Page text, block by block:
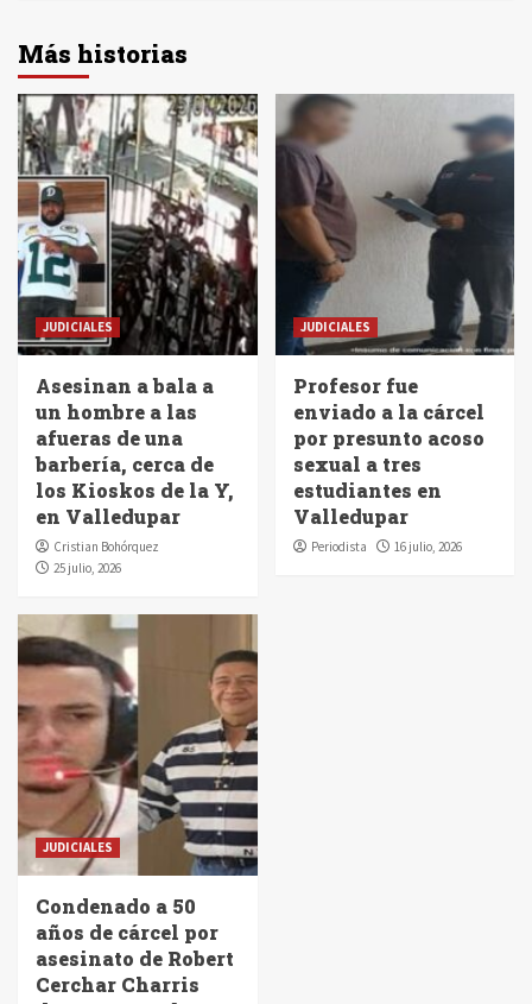
Más historias
JUDICIALES
Asesinan a bala a
un hombre a las
afueras de una
barbería, cerca de
los Kioskos de la Y,
en Valledupar
Cristian Bohórquez
25 julio, 2026
JUDICIALES
Profesor fue
enviado a la cárcel
por presunto acoso
sexual a tres
estudiantes en
Valledupar
Periodista 16 julio, 2026
JUDICIALES
Condenado a 50
años de cárcel por
asesinato de Robert
Cerchar Charris